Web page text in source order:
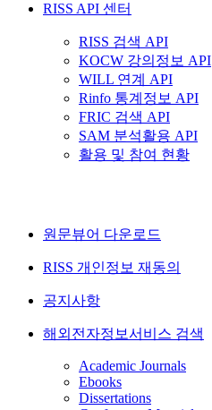
RISS API 센터
RISS 검색 API
KOCW 강의정보 API
WILL 연계 API
Rinfo 통계정보 API
FRIC 검색 API
SAM 분석활용 API
활용 및 참여 현황
원문뷰어 다운로드
RISS 개인정보 재동의
공지사항
해외전자정보서비스 검색
Academic Journals
Ebooks
Dissertations